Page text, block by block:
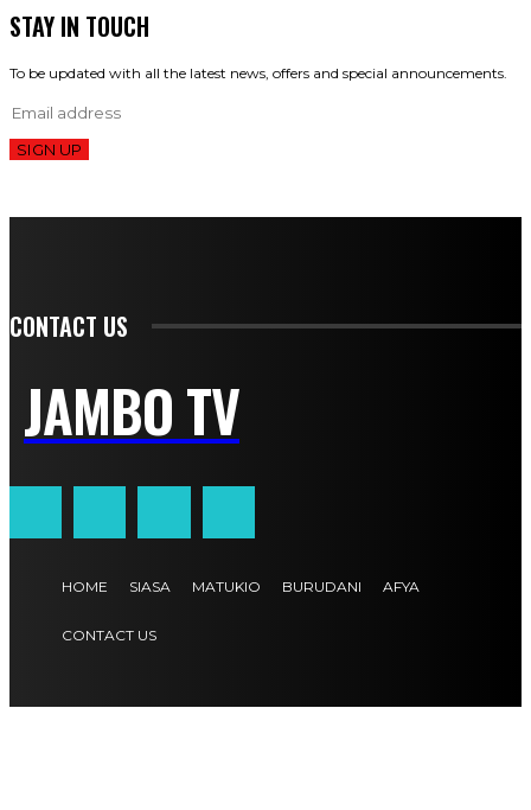
STAY IN TOUCH
To be updated with all the latest news, offers and special announcements.
SIGN UP
CONTACT US
JAMBO TV
HOME SIASA MATUKIO BURUDANI AFYA
CONTACT US